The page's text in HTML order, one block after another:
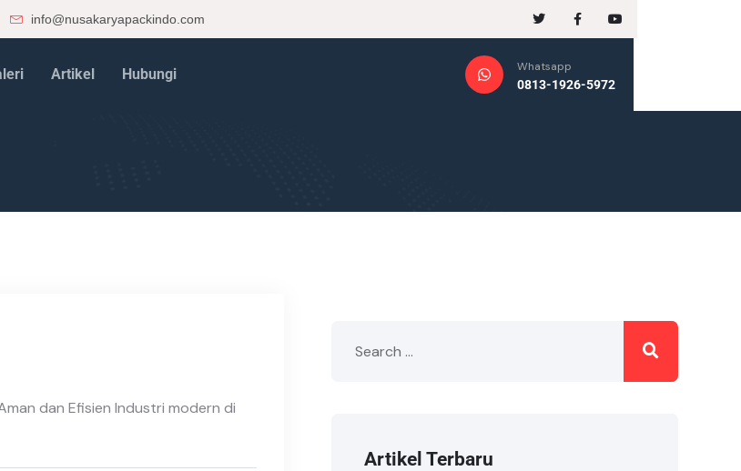
info@nusakaryapackindo.com
Artikel Hubungi
Whatsapp
0813-1926-5972
dan Efisien Industri modern di
Artikel Terbaru